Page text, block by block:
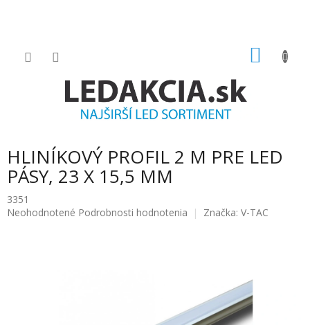
HLINÍKOVÝ PROFIL 2 M PRE LED
PÁSY, 23 X 15,5 MM
3351
Priemerné
Neohodnotené Podrobnosti hodnotenia Značka: V-TAC